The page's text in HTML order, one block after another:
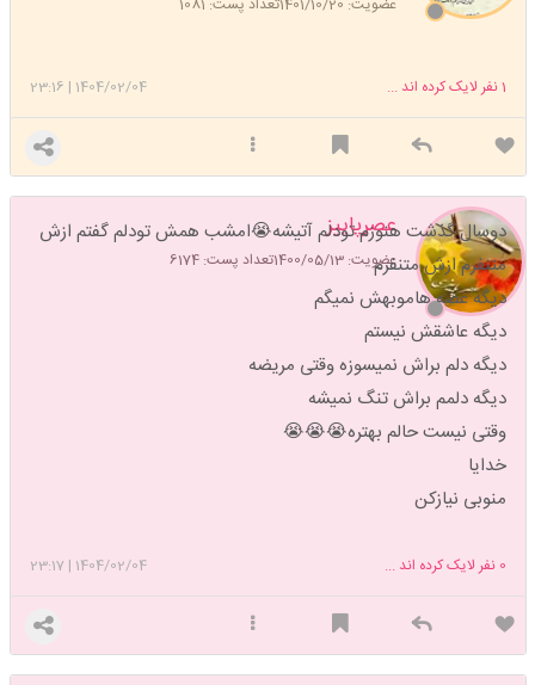
1404/02/04
|
23:16 1نفر لایک کرده اند ...
عصرپاییز
عضویت: 1400/05/13 تعداد پست: 6174
دوسال گذشت هنوزم تودلم آتیشه😭امشب همش تودلم گفتم ازش
متنفرم ازش متنفرم
دیگه غصه هاموبهش نمیگم
دیگه عاشقش نیستم
دیگه دلم براش نمیسوزه وقتی مریضه
دیگه دلمم براش تنگ نمیشه
وقتی نیست حالم بهتره😭😭😭
خدایا
منوبی نیازکن
1404/02/04
|
23:17 0 نفر لایک کرده اند ...